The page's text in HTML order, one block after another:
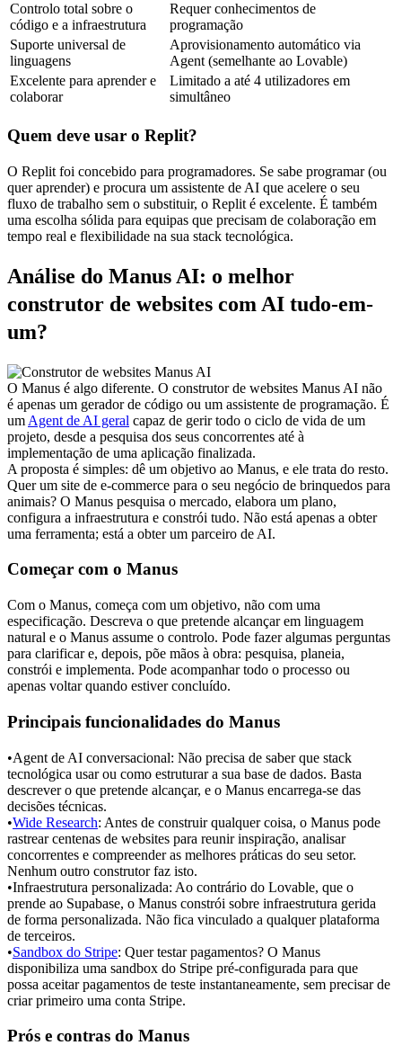
Controlo total sobre o
código e a infraestrutura
Requer conhecimentos de
programação
Suporte universal de
linguagens
Aprovisionamento automático via
Agent (semelhante ao Lovable)
Excelente para aprender e
colaborar
Limitado a até 4 utilizadores em
simultâneo
Quem deve usar o Replit?
O Replit foi concebido para programadores. Se sabe programar (ou
quer aprender) e procura um assistente de AI que acelere o seu
fluxo de trabalho sem o substituir, o Replit é excelente. É também
uma escolha sólida para equipas que precisam de colaboração em
tempo real e flexibilidade na sua stack tecnológica.
Análise do Manus AI: o melhor
construtor de websites com AI tudo-em-
um?
O Manus é algo diferente. O construtor de websites Manus AI não
é apenas um gerador de código ou um assistente de programação. É
um Agent de AI geral capaz de gerir todo o ciclo de vida de um
projeto, desde a pesquisa dos seus concorrentes até à
implementação de uma aplicação finalizada.
A proposta é simples: dê um objetivo ao Manus, e ele trata do resto.
Quer um site de e-commerce para o seu negócio de brinquedos para
animais? O Manus pesquisa o mercado, elabora um plano,
configura a infraestrutura e constrói tudo. Não está apenas a obter
uma ferramenta; está a obter um parceiro de AI.
Começar com o Manus
Com o Manus, começa com um objetivo, não com uma
especificação. Descreva o que pretende alcançar em linguagem
natural e o Manus assume o controlo. Pode fazer algumas perguntas
para clarificar e, depois, põe mãos à obra: pesquisa, planeia,
constrói e implementa. Pode acompanhar todo o processo ou
apenas voltar quando estiver concluído.
Principais funcionalidades do Manus
•Agent de AI conversacional: Não precisa de saber que stack
tecnológica usar ou como estruturar a sua base de dados. Basta
descrever o que pretende alcançar, e o Manus encarrega-se das
decisões técnicas.
•Wide Research: Antes de construir qualquer coisa, o Manus pode
rastrear centenas de websites para reunir inspiração, analisar
concorrentes e compreender as melhores práticas do seu setor.
Nenhum outro construtor faz isto.
•Infraestrutura personalizada: Ao contrário do Lovable, que o
prende ao Supabase, o Manus constrói sobre infraestrutura gerida
de forma personalizada. Não fica vinculado a qualquer plataforma
de terceiros.
•Sandbox do Stripe: Quer testar pagamentos? O Manus
disponibiliza uma sandbox do Stripe pré-configurada para que
possa aceitar pagamentos de teste instantaneamente, sem precisar de
criar primeiro uma conta Stripe.
Prós e contras do Manus